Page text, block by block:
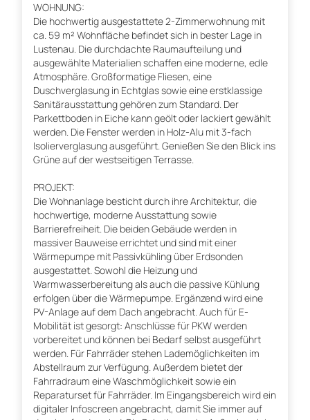
WOHNUNG:
Die hochwertig ausgestattete 2-Zimmerwohnung mit
ca. 59 m² Wohnfläche befindet sich in bester Lage in
Lustenau. Die durchdachte Raumaufteilung und
ausgewählte Materialien schaffen eine moderne, edle
Atmosphäre. Großformatige Fliesen, eine
Duschverglasung in Echtglas sowie eine erstklassige
Sanitärausstattung gehören zum Standard. Der
Parkettboden in Eiche kann geölt oder lackiert gewählt
werden. Die Fenster werden in Holz-Alu mit 3-fach
Isolierverglasung ausgeführt. Genießen Sie den Blick ins
Grüne auf der westseitigen Terrasse.
PROJEKT:
Die Wohnanlage besticht durch ihre Architektur, die
hochwertige, moderne Ausstattung sowie
Barrierefreiheit. Die beiden Gebäude werden in
massiver Bauweise errichtet und sind mit einer
Wärmepumpe mit Passivkühling über Erdsonden
ausgestattet. Sowohl die Heizung und
Warmwasserbereitung als auch die passive Kühlung
erfolgen über die Wärmepumpe. Ergänzend wird eine
PV-Anlage auf dem Dach angebracht. Auch für E-
Mobilität ist gesorgt: Anschlüsse für PKW werden
vorbereitet und können bei Bedarf selbst ausgeführt
werden. Für Fahrräder stehen Lademöglichkeiten im
Abstellraum zur Verfügung. Außerdem bietet der
Fahrradraum eine Waschmöglichkeit sowie ein
Reparaturset für Fahrräder. Im Eingangsbereich wird ein
digitaler Infoscreen angebracht, damit Sie immer auf